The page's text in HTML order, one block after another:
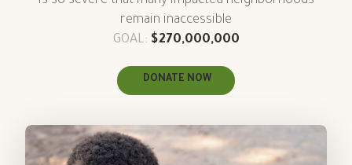
remain inaccessible
GOAL: $270,000,000
DONATE NOW